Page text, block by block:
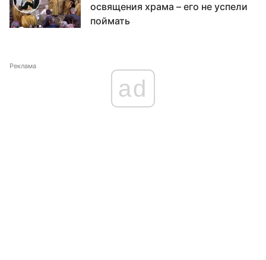
освящения храма – его не успели
поймать
Реклама
ad